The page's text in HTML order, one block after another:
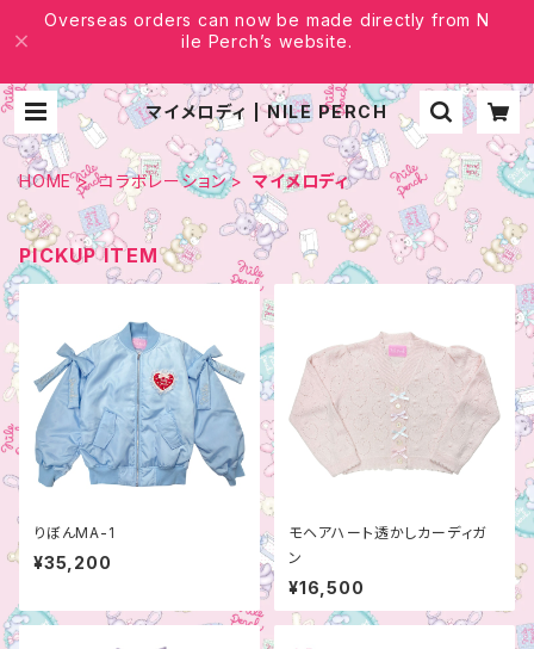
Overseas orders can now be made directly from N
ile Perch’s website.
マイメロディ | NILE PERCH
HOME コラボレーション マイメロディ
PICKUP ITEM
りぼんMA-1
¥35,200
モヘアハート透かしカーディガ
ン
¥16,500